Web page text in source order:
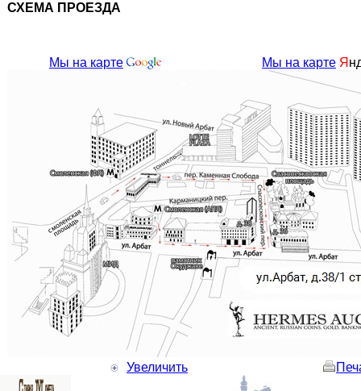
СХЕМА ПРОЕЗДА
Мы на карте Мы на карте Я
Увеличить